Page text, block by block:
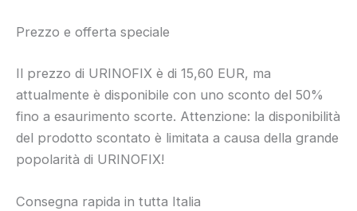
Prezzo e offerta speciale
Il prezzo di URINOFIX è di 15,60 EUR, ma
attualmente è disponibile con uno sconto del 50%
fino a esaurimento scorte. Attenzione: la disponibilità
del prodotto scontato è limitata a causa della grande
popolarità di URINOFIX!
Consegna rapida in tutta Italia